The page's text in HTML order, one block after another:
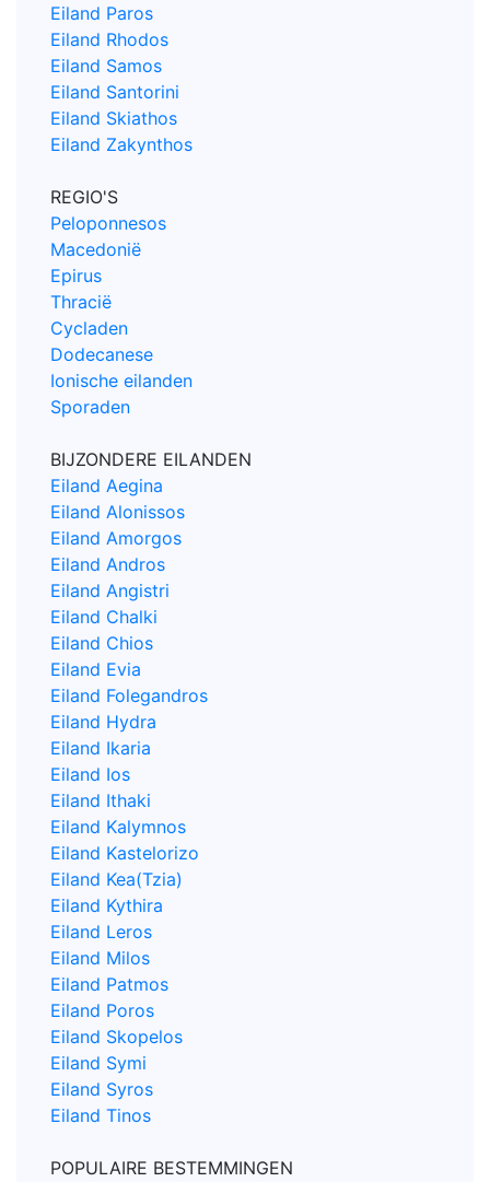
Eiland Paros
Eiland Rhodos
Eiland Samos
Eiland Santorini
Eiland Skiathos
Eiland Zakynthos
REGIO'S
Peloponnesos
Macedonië
Epirus
Thracië
Cycladen
Dodecanese
Ionische eilanden
Sporaden
BIJZONDERE EILANDEN
Eiland Aegina
Eiland Alonissos
Eiland Amorgos
Eiland Andros
Eiland Angistri
Eiland Chalki
Eiland Chios
Eiland Evia
Eiland Folegandros
Eiland Hydra
Eiland Ikaria
Eiland Ios
Eiland Ithaki
Eiland Kalymnos
Eiland Kastelorizo
Eiland Kea(Tzia)
Eiland Kythira
Eiland Leros
Eiland Milos
Eiland Patmos
Eiland Poros
Eiland Skopelos
Eiland Symi
Eiland Syros
Eiland Tinos
POPULAIRE BESTEMMINGEN